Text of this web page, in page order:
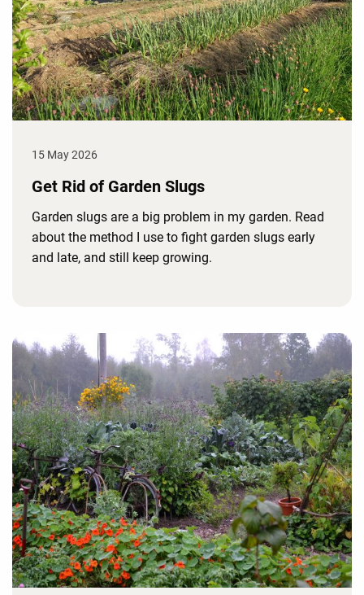
15 May 2026
Get Rid of Garden Slugs
Garden slugs are a big problem in my garden. Read
about the method I use to fight garden slugs early
and late, and still keep growing.